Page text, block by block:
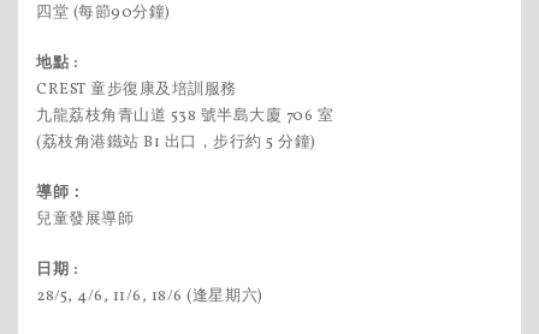
四堂 (每節90分鐘)
地點 :
CREST 童步復康及培訓服務
九龍荔枝角青山道 538 號半島大廈 706 室
(荔枝角港鐵站 B1 出口，步行約 5 分鐘)
導師：
兒童發展導師
日期 :
28/5, 4/6, 11/6, 18/6 (逢星期六)